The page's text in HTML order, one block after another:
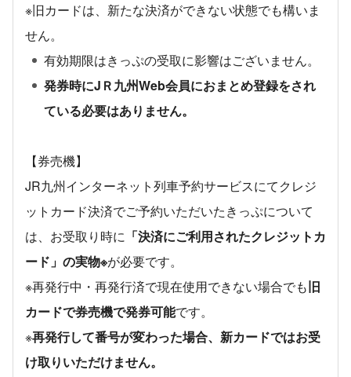
※旧カードは、新たな決済ができない状態でも構いま
せん。
有効期限はきっぷの受取に影響はございません。
発券時にJＲ九州Web会員におまとめ登録をされ
ている必要はありません。
【券売機】
JR九州インターネット列車予約サービスにてクレジ
ットカード決済でご予約いただいたきっぷについて
は、お受取り時に 「決済にご利用されたクレジットカ
ード」の実物※が必要です。
※再発行中・再発行済で現在使用できない場合でも旧
カードで券売機で発券可能です。
※再発行して番号が変わった場合、新カードではお受
け取りいただけません。